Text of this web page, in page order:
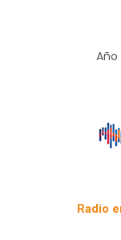
Año
Radio